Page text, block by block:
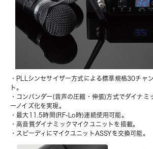
・PLLシンセサイザー方式による標準規格30チャ
ト。
・コンパンダー(音声の圧縮・伸張)方式でダイナミ
ーノイズ化を実現。
・最大11.5時間(RF-Lo時)連続使用可能。
・高音質ダイナミックマイクユニットを搭載。
・スピーディにマイクユニットASSYを交換可能。